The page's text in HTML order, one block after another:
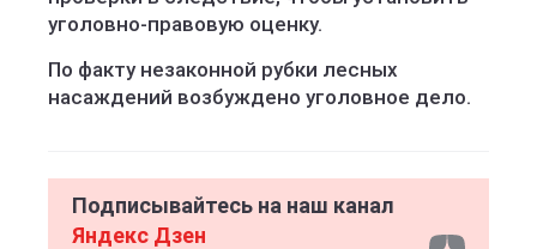
уголовно-правовую оценку.
По факту незаконной рубки лесных
насаждений возбуждено уголовное дело.
Подписывайтесь на наш канал
Яндекс Дзен